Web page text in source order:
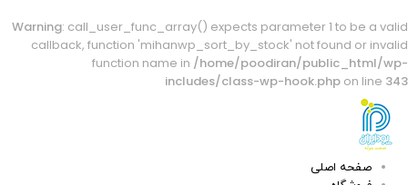
Warning: call_user_func_array() expects parameter 1 to be a valid
callback, function 'mihanwp_sort_by_stock' not found or invalid
function name in /home/poodiran/public_html/wp-
includes/class-wp-hook.php on line 343
صفحه اصلی